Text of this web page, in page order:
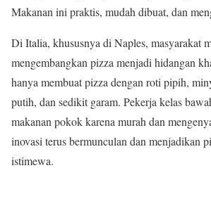
Makanan ini praktis, mudah dibuat, dan
Di Italia, khususnya di Naples, masyarakat
mengembangkan pizza menjadi hidangan
hanya membuat pizza dengan roti pipih,
putih, dan sedikit garam. Pekerja kelas
makanan pokok karena murah dan
inovasi terus bermunculan dan menjadikan
istimewa.